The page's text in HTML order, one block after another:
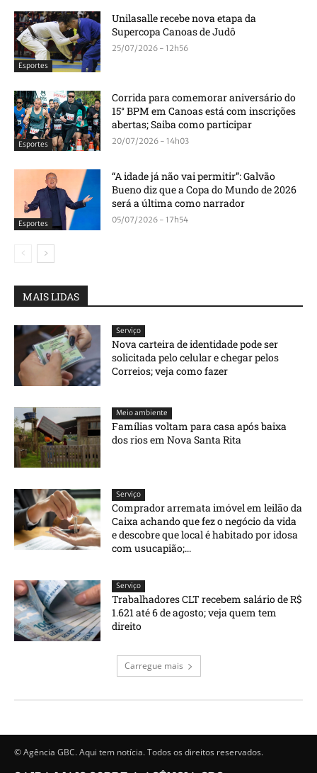
Esportes
Unilasalle recebe nova etapa da
Supercopa Canoas de Judô
25/07/2026 - 12h56
Esportes
Corrida para comemorar aniversário do
15° BPM em Canoas está com inscrições
abertas; Saiba como participar
20/07/2026 - 14h03
Esportes
“A idade já não vai permitir”: Galvão
Bueno diz que a Copa do Mundo de 2026
será a última como narrador
05/07/2026 - 17h54
MAIS LIDAS
Serviço
Nova carteira de identidade pode ser
solicitada pelo celular e chegar pelos
Correios; veja como fazer
Meio ambiente
Famílias voltam para casa após baixa
dos rios em Nova Santa Rita
Serviço
Comprador arremata imóvel em leilão da
Caixa achando que fez o negócio da vida
e descobre que local é habitado por idosa
com usucapião;...
Serviço
Trabalhadores CLT recebem salário de R$
1.621 até 6 de agosto; veja quem tem
direito
Carregue mais
© Agência GBC. Aqui tem notícia. Todos os direitos reservados.